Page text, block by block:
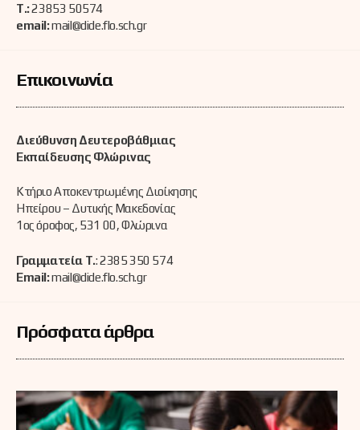
Τ.:23853 50574
email:mail@dide.flo.sch.gr
Επικοινωνία
Διεύθυνση Δευτεροβάθμιας
Εκπαίδευσης Φλώρινας
Κτήριο Αποκεντρωμένης Διοίκησης
Ηπείρου – Δυτικής Μακεδονίας
1ος όροφος, 531 00, Φλώρινα
Γραμματεία Τ.: 2385 350 574
Email:mail@dide.flo.sch.gr
Πρόσφατα άρθρα